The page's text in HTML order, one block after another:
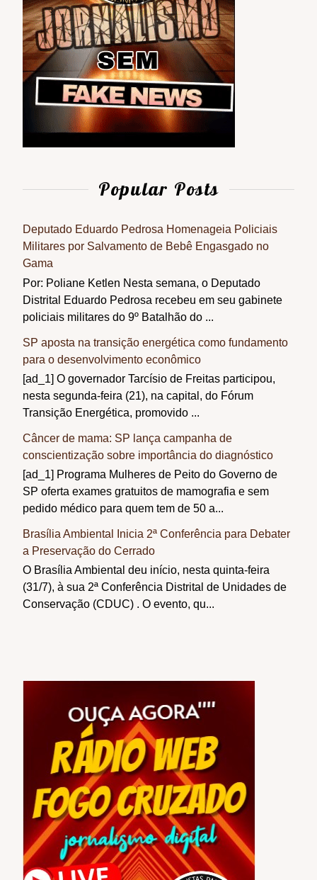
Popular Posts
Deputado Eduardo Pedrosa Homenageia Policiais
Militares por Salvamento de Bebê Engasgado no
Gama
Por: Poliane Ketlen Nesta semana, o Deputado
Distrital Eduardo Pedrosa recebeu em seu gabinete
policiais militares do 9º Batalhão do ...
SP aposta na transição energética como fundamento
para o desenvolvimento econômico
[ad_1] O governador Tarcísio de Freitas participou,
nesta segunda-feira (21), na capital, do Fórum
Transição Energética, promovido ...
Câncer de mama: SP lança campanha de
conscientização sobre importância do diagnóstico
[ad_1] Programa Mulheres de Peito do Governo de
SP oferta exames gratuitos de mamografia e sem
pedido médico para quem tem de 50 a...
Brasília Ambiental Inicia 2ª Conferência para Debater
a Preservação do Cerrado
O Brasília Ambiental deu início, nesta quinta-feira
(31/7), à sua 2ª Conferência Distrital de Unidades de
Conservação (CDUC) . O evento, qu...